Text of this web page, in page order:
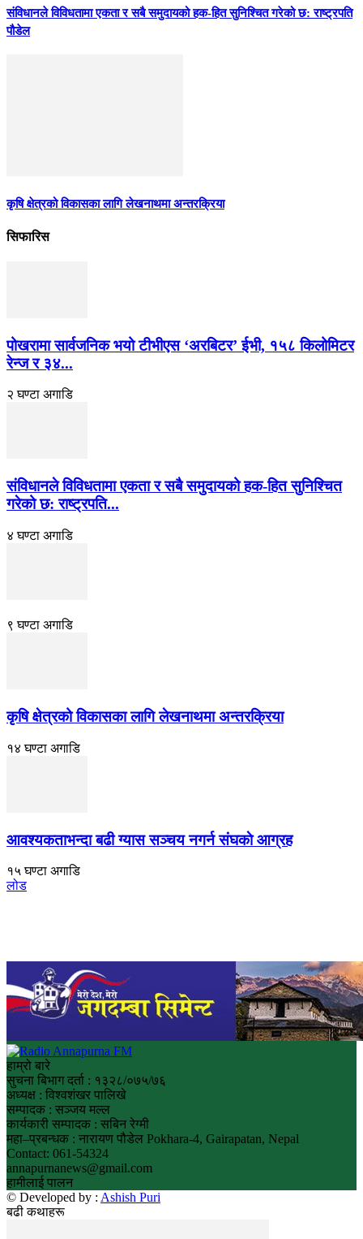
संविधानले विविधतामा एकता र सबै समुदायको हक-हित सुनिश्चित गरेको छ: राष्ट्रपति
पौडेल
कृषि क्षेत्रको विकासका लागि लेखनाथमा अन्तरक्रिया
सिफारिस
पोखरामा सार्वजनिक भयो टीभीएस ‘अरबिटर’ ईभी, १५८ किलोमिटर
रेन्ज र ३४...
२ घण्टा अगाडि
संविधानले विविधतामा एकता र सबै समुदायको हक-हित सुनिश्चित
गरेको छ: राष्ट्रपति...
४ घण्टा अगाडि
९ घण्टा अगाडि
कृषि क्षेत्रको विकासका लागि लेखनाथमा अन्तरक्रिया
१४ घण्टा अगाडि
आवश्यकताभन्दा बढी ग्यास सञ्चय नगर्न संघकाे आग्रह
१५ घण्टा अगाडि
लोड
हाम्रो बारे
सुचना बिभाग दर्ता : १३२८/०७५/७६
अध्यक्ष : विश्वशंखर पालिखे
सम्पादक : सञ्जय मल्ल
कार्यकारी सम्पादक : सबिन रेग्मी
महा–प्रबन्धक : नारायण पौडेल Pokhara-4, Gairapatan, Nepal
Contact: 061-54324
annapurnanews@gmail.com
हामीलाई पालन
© Developed by : Ashish Puri
बढी कथाहरू